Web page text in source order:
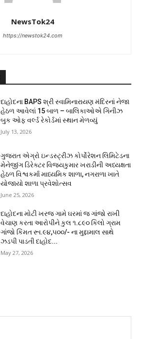
NewsTok24
https://newstok24.com
દાહોદના BAPS શ્રી સ્વામિનારાયણ મંદિરનાં નેજા
હેઠળ આવેલાં 15 બાળ – બાલિકાઓએ ગિનીઝ
બુક ઓફ વર્લ્ડ રેકોર્ડમાં સ્થાન મેળવ્યું
July 13, 2026
ગુજરાત એગ્રો ઇન્ડસ્ટ્રીઝ કોર્પોરેશન લિમિટેડના
મેનેજીંગ ડિરેક્ટર વિજયકુમાર ખરાડીની અધ્યક્ષતા
હેઠળ વિશ્વકર્મા માધ્યમિક શાળા, નગરાળા ખાતે
યોજાયો શાળા પ્રવેશોત્સવ
June 25, 2026
દાહોદના મોટી ખરજ ગામે ઘરમાં જ ગાંજો રાખી
વેચાણ કરતા આરોપીને કુલ ૧.૮૯૦ કિલો ગ્રામ
ગાંજો કિંમત રૂા.૯૪,૫૦૦/- ના મુદ્દામાલ સાથે
ઝડપી પાડતી દાહોદ...
May 27, 2026